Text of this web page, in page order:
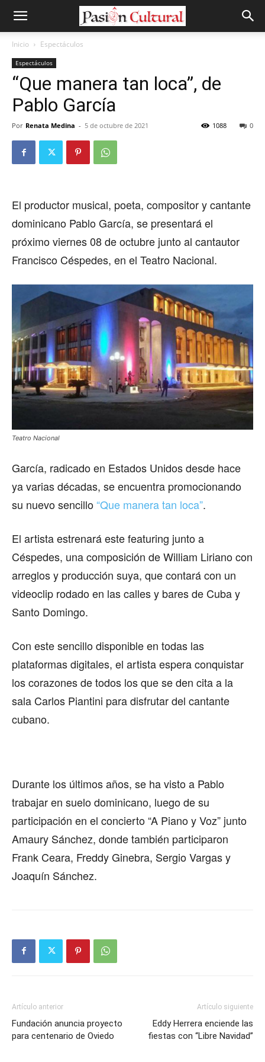
Inicio Espectáculos
Espectáculos
“Que manera tan loca”, de
Pablo García
Por Renata Medina - 5 de octubre de 2021 0
1088
El productor musical, poeta, compositor y cantante
dominicano Pablo García, se presentará el
próximo viernes 08 de octubre junto al cantautor
Francisco Céspedes, en el Teatro Nacional.
Teatro Nacional
García, radicado en Estados Unidos desde hace
ya varias décadas, se encuentra promocionando
su nuevo sencillo“Que manera tan loca”.
El artista estrenará este featuring junto a
Céspedes, una composición de William Liriano con
arreglos y producción suya, que contará con un
videoclip rodado en las calles y bares de Cuba y
Santo Domingo.
Con este sencillo disponible en todas las
plataformas digitales, el artista espera conquistar
los corazones de todos los que se den cita a la
sala Carlos Piantini para disfrutar del cantante
cubano.
Durante los últimos años, se ha visto a Pablo
trabajar en suelo dominicano, luego de su
participación en el concierto “A Piano y Voz” junto
Amaury Sánchez, donde también participaron
Frank Ceara, Freddy Ginebra, Sergio Vargas y
Joaquín Sánchez.
Artículo anterior
Fundación anuncia proyecto
para centenario de Oviedo
Artículo siguiente
Eddy Herrera enciende las
fiestas con “Libre Navidad”